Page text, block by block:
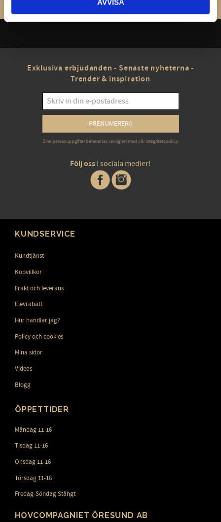
AVVISA
Exklusiva erbjudanden - Senaste nyheterna -
Trender & inspiration
PRENUMERERA
Dina personuppgifter behandlas i enlighet med vårintegritetspolicy.
Följ oss i sociala medier!
KUNDSERVICE
Kundtjänst
Köpvillkor
Frakt och leverans
Elevrabatt
Hur handlar jag?
Policy och cookies
Mina sidor
Videos
Blogg
ÖPPETTIDER
Måndag 11-16
Tisdag 11-16
Onsdag 11-16
Torsdag 11-16
Fredag-Söndag Stängt
HOVCOMPAGNIET ÖRESUND AB